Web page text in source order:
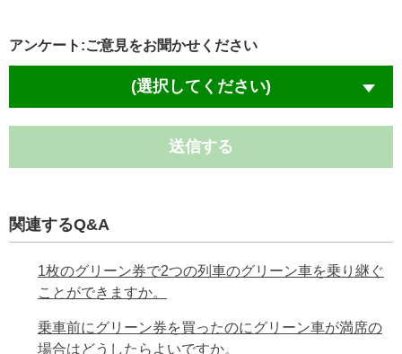
アンケート:ご意見をお聞かせください
(選択してください)
送信する
関連するQ&A
1枚のグリーン券で2つの列車のグリーン車を乗り継ぐ
ことができますか。
乗車前にグリーン券を買ったのにグリーン車が満席の
場合はどうしたらよいですか。